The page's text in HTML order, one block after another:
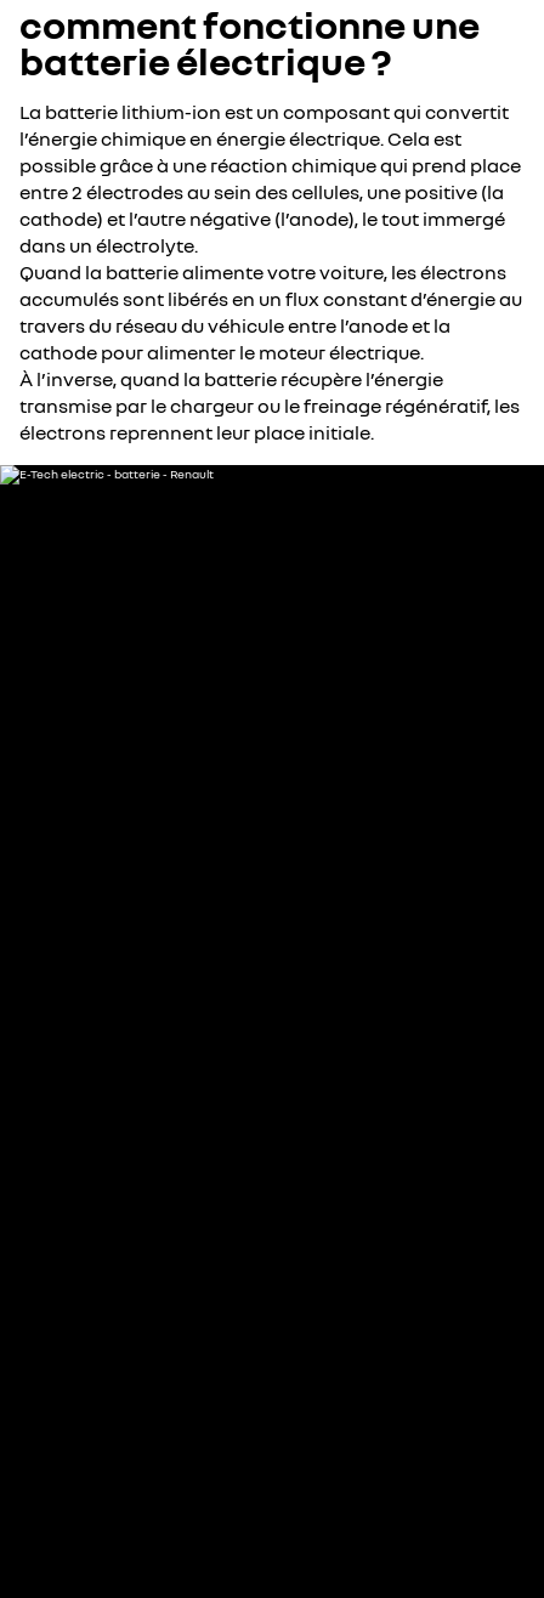
comment fonctionne une
batterie électrique ?
La batterie lithium-ion est un composant qui convertit
l’énergie chimique en énergie électrique. Cela est
possible grâce à une réaction chimique qui prend place
entre 2 électrodes au sein des cellules, une positive (la
cathode) et l’autre négative (l’anode), le tout immergé
dans un électrolyte.
Quand la batterie alimente votre voiture, les électrons
accumulés sont libérés en un flux constant d’énergie au
travers du réseau du véhicule entre l’anode et la
cathode pour alimenter le moteur électrique.
À l’inverse, quand la batterie récupère l’énergie
transmise par le chargeur ou le freinage régénératif, les
électrons reprennent leur place initiale.